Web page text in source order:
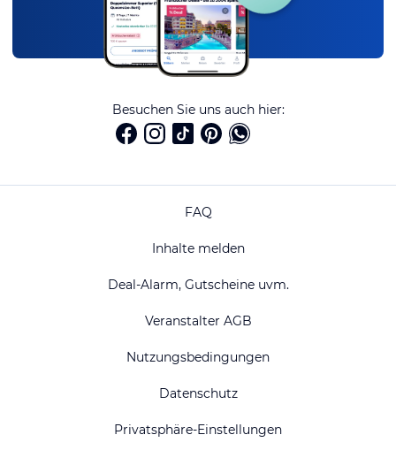
Besuchen Sie uns auch hier:
FAQ
Inhalte melden
Deal-Alarm, Gutscheine uvm.
Veranstalter AGB
Nutzungsbedingungen
Datenschutz
Privatsphäre-Einstellungen